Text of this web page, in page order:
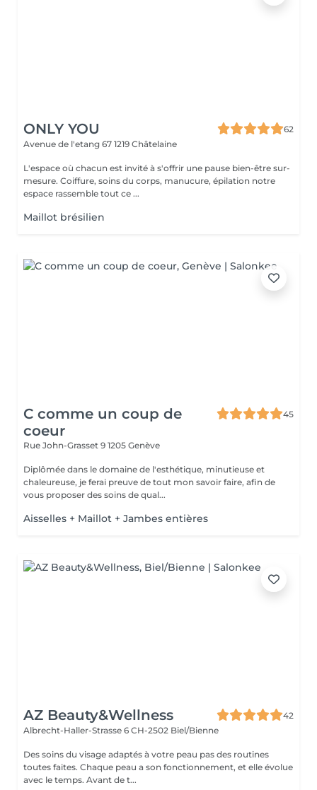
ONLY YOU
62
Avenue de l'etang 67 1219 Châtelaine
L'espace où chacun est invité à s'offrir une pause bien-être sur-
mesure. Coiffure, soins du corps, manucure, épilation notre
espace rassemble tout ce ...
Maillot brésilien
C comme un coup de
coeur
45
Rue John-Grasset 9 1205 Genève
Diplômée dans le domaine de l'esthétique, minutieuse et
chaleureuse, je ferai preuve de tout mon savoir faire, afin de
vous proposer des soins de qual...
Aisselles + Maillot + Jambes entières
AZ Beauty&Wellness
42
Albrecht-Haller-Strasse 6 CH-2502 Biel/Bienne
Des soins du visage adaptés à votre peau pas des routines
toutes faites. Chaque peau a son fonctionnement, et elle évolue
avec le temps. Avant de t...